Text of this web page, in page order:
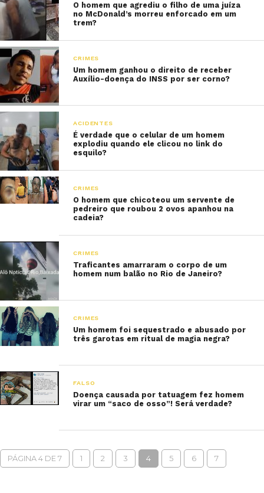
O homem que agrediu o filho de uma juíza
no McDonald’s morreu enforcado em um
trem?
CRIMES
Um homem ganhou o direito de receber
Auxílio-doença do INSS por ser corno?
ACIDENTES
É verdade que o celular de um homem
explodiu quando ele clicou no link do
esquilo?
CRIMES
O homem que chicoteou um servente de
pedreiro que roubou 2 ovos apanhou na
cadeia?
CRIMES
Traficantes amarraram o corpo de um
homem num balão no Rio de Janeiro?
CRIMES
Um homem foi sequestrado e abusado por
três garotas em ritual de magia negra?
FALSO
Doença causada por tatuagem fez homem
virar um “saco de osso”! Será verdade?
PÁGINA 4 DE 7 1 2 3 4 5 6 7